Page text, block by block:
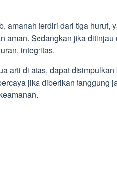
amanah terdiri dari tiga huruf,
aman. Sedangkan jika
integritas.
arti di atas, dapat
jika diberikan tanggung